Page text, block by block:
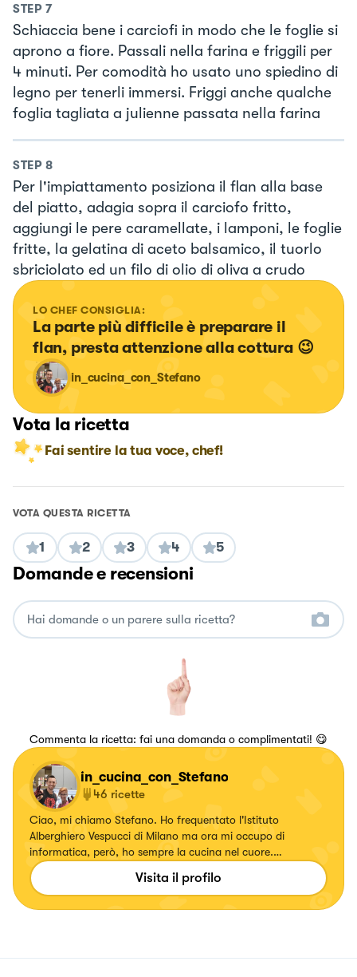
STEP 7
Schiaccia bene i carciofi in modo che le foglie si
aprono a fiore. Passali nella farina e friggili per
4 minuti. Per comodità ho usato uno spiedino di
legno per tenerli immersi. Friggi anche qualche
foglia tagliata a julienne passata nella farina
STEP 8
Per l'impiattamento posiziona il flan alla base
del piatto, adagia sopra il carciofo fritto,
aggiungi le pere caramellate, i lamponi, le foglie
fritte, la gelatina di aceto balsamico, il tuorlo
sbriciolato ed un filo di olio di oliva a crudo
LO CHEF CONSIGLIA:
La parte più difficile è preparare il
flan, presta attenzione alla cottura 😉
in_cucina_con_Stefano
Vota la ricetta
Fai sentire la tua voce, chef!
VOTA QUESTA RICETTA
1 2 3 4 5
Domande e recensioni
Commenta la ricetta: fai una domanda o complimentati! 😋
in_cucina_con_Stefano
46 ricette
Ciao, mi chiamo Stefano. Ho frequentato l'Istituto
Alberghiero Vespucci di Milano ma ora mi occupo di
informatica, però, ho sempre la cucina nel cuore.
Recentemente ho scritto questa frase ..."voglio essere libero
di fare, creare e sperimentare. Questa è la mia idea di
Visita il profilo